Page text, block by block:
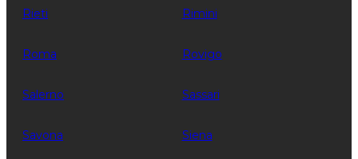
Rieti Rimini
Roma Rovigo
Salerno Sassari
Savona Siena